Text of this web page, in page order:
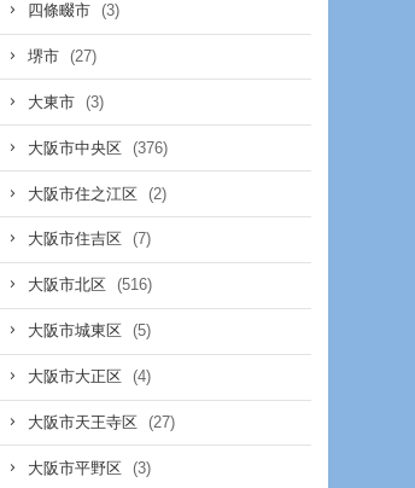
四條畷市 (3)
堺市 (27)
大東市 (3)
大阪市中央区 (376)
大阪市住之江区 (2)
大阪市住吉区 (7)
大阪市北区 (516)
大阪市城東区 (5)
大阪市大正区 (4)
大阪市天王寺区 (27)
大阪市平野区 (3)